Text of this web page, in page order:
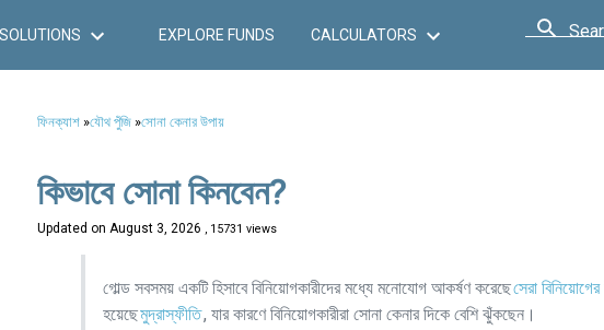
SOLUTIONS EXPLORE FUNDS CALCULATORS
ফিনক্যাশ»যৌথ পুঁজি»সোনা কেনার উপায়
কিভাবে সোনা কিনবেন?
Updated on August 3, 2026 , 15731 views
গোল্ড সবসময় একটি হিসাবে বিনিয়োগকারীদের মধ্যে মনোযোগ আকর্ষণ করেছেসেরা
হয়েছেমুদ্রাস্ফীতি, যার কারণে বিনিয়োগকারীরা সোনা কেনার দিকে বেশি ঝুঁকছেন।